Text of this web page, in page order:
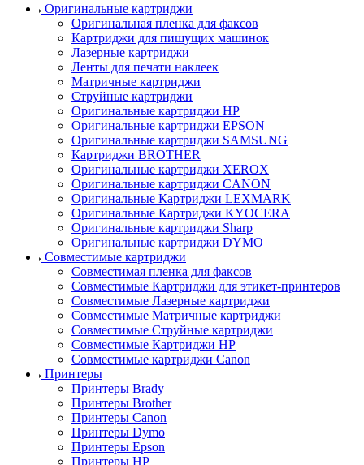
Оригинальные картриджи
Оригинальная пленка для факсов
Картриджи для пишущих машинок
Лазерные картриджи
Ленты для печати наклеек
Матричные картриджи
Струйные картриджи
Оригинальные картриджи HP
Оригинальные картриджи EPSON
Оригинальные картриджи SAMSUNG
Картриджи BROTHER
Оригинальные картриджи XEROX
Оригинальные картриджи CANON
Оригинальные Картриджи LEXMARK
Оригинальные Картриджи KYOCERA
Оригинальные картриджи Sharp
Оригинальные картриджи DYMO
Совместимые картриджи
Совместимая пленка для факсов
Совместимые Картриджи для этикет-принтеров
Совместимые Лазерные картриджи
Совместимые Матричные картриджи
Совместимые Струйные картриджи
Совместимые Картриджи HP
Совместимые картриджи Canon
Принтеры
Принтеры Brady
Принтеры Brother
Принтеры Canon
Принтеры Dymo
Принтеры Epson
Принтеры HP